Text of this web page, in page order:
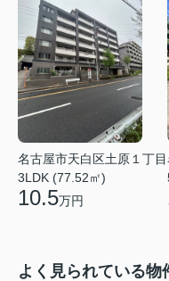
名古屋市天白区土原１丁目
3LDK (77.52㎡)
10.5万円
よく見られている物